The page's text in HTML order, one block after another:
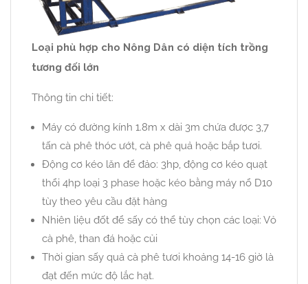
Loại phù hợp cho Nông Dân có diện tích trồng
tương đối lớn
Thông tin chi tiết:
Máy có đường kính 1.8m x dài 3m chứa được 3,7
tấn cà phê thóc ướt, cà phê quả hoặc bắp tươi.
Động cơ kéo lăn để đảo: 3hp, động cơ kéo quạt
thổi 4hp loại 3 phase hoặc kéo bằng máy nổ D10
tùy theo yêu cầu đặt hàng
Nhiên liệu đốt để sấy có thể tùy chọn các loại: Vỏ
cà phê, than đá hoặc củi
Thời gian sấy quả cà phê tươi khoảng 14-16 giờ là
đạt đến mức độ lắc hạt.